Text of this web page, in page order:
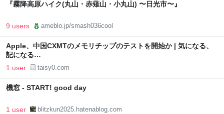
『霧降高原ハイク(丸山・赤薙山・小丸山) 〜日光市〜』
9 users ameblo.jp/smash036cool
Apple、中国CXMTのメモリチップのテストを開始か | 気になる、
記になる…
1 user taisy0.com
機窓 - START! good day
1 user blitzkun2025.hatenablog.com